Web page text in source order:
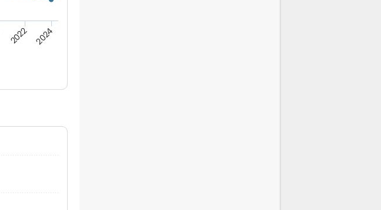
2022 2024